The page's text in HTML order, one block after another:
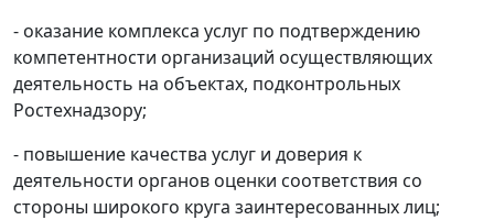
- оказание комплекса услуг по подтверждению
компетентности организаций осуществляющих
деятельность на объектах, подконтрольных
Ростехнадзору;
- повышение качества услуг и доверия к
деятельности органов оценки соответствия со
стороны широкого круга заинтересованных лиц;